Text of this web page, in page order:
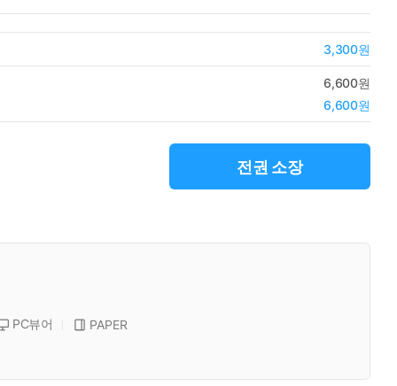
3,300원
6,600원
6,600원
전권 소장
PC뷰어 PAPER